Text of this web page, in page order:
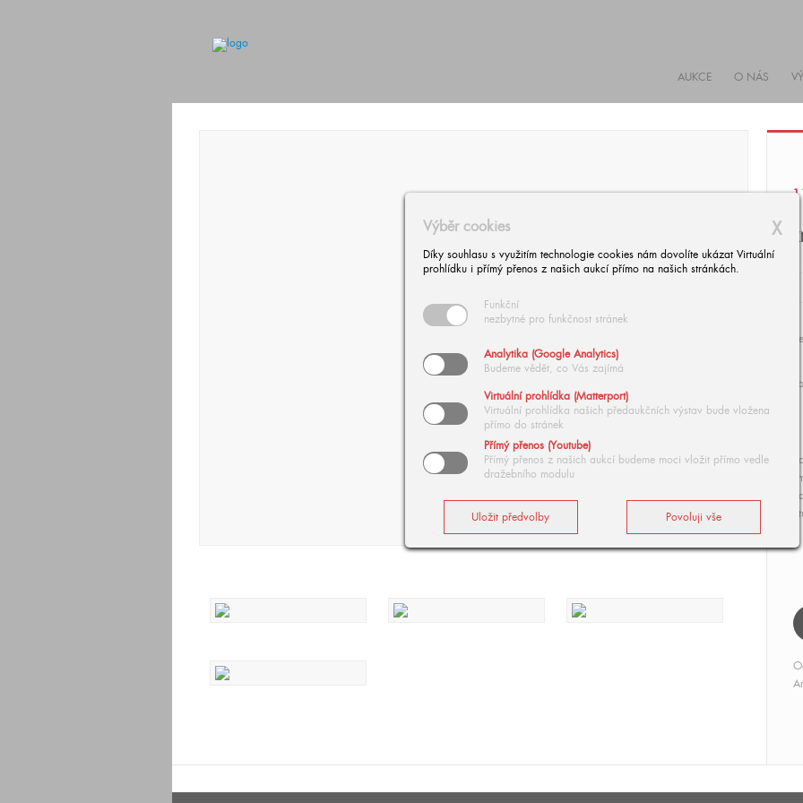
AUKCE O NÁS
X
Výběr cookies
Díky souhlasu s využitím technologie cookies nám dovolíte ukázat Virtuální
prohlídku i přímý přenos z našich aukcí přímo na našich stránkách.
Funkční
nezbytné pro funkčnost stránek
Analytika (Google Analytics)
Budeme vědět, co Vás zajímá
Virtuální prohlídka (Matterport)
Virtuální prohlídka našich předaukčních výstav bude vložena
přímo do stránek
Přímý přenos (Youtube)
Přímý přenos z našich aukcí budeme moci vložit přímo vedle
dražebního modulu